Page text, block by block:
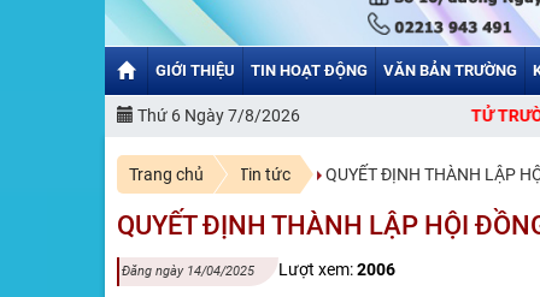
GIỚI THIỆU TIN HOẠT ĐỘNG VĂN BẢN TRƯỜNG
Thứ 6 Ngày 7/8/2026
MỪNG BẠN ĐẾN VỚI CỔNG THÔNG TIN ĐIỆN TỬ TRƯỜNG THPT
Trang chủ Tin tức QUYẾT ĐỊNH THÀNH LẬP
QUYẾT ĐỊNH THÀNH LẬP HỘI
Đăng ngày 14/04/2025 Lượt xem:2006